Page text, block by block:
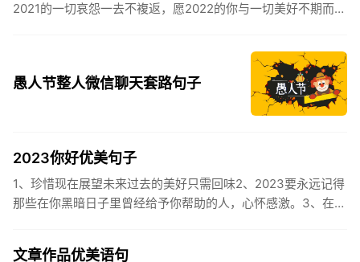
2021的一切哀怨一去不複返，愿2022的你与一切美好不期而
愚人节整人微信聊天套路句子
2023你好优美句子
1、珍惜现在展望未来过去的美好只需回味2、2023要永远记得
那些在你黑暗日子里曾经给予你帮助的人，心怀感激。3、在苦
文章作品优美语句